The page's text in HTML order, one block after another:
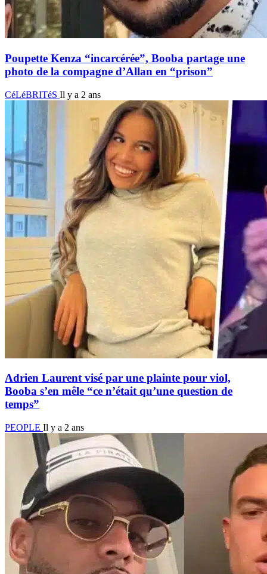
Poupette Kenza “incarcérée”, Booba partage une
photo de la compagne d’Allan en “prison”
CéLéBRITéS Il y a 2 ans
Adrien Laurent visé par une plainte pour viol,
Booba s’en mêle “ce n’était qu’une question de
temps”
PEOPLE Il y a 2 ans